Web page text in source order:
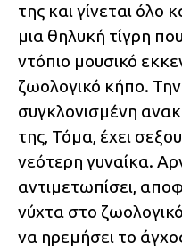
της και γίνεται όλο
μια θηλυκή τίγρη
ντόπιο μουσικό
ζωολογικό κήπο.
συγκλονισμένη
της, Τόμα, έχει
νεότερη γυναίκα.
αντιμετωπίσει,
νύχτα στο
να ηρεμήσει το